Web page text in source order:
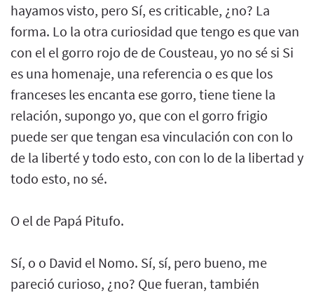
hayamos visto, pero Sí, es criticable, ¿no? La
forma. Lo la otra curiosidad que tengo es que van
con el el gorro rojo de de Cousteau, yo no sé si Si
es una homenaje, una referencia o es que los
franceses les encanta ese gorro, tiene tiene la
relación, supongo yo, que con el gorro frigio
puede ser que tengan esa vinculación con con lo
de la liberté y todo esto, con con lo de la libertad y
todo esto, no sé.
O el de Papá Pitufo.
Sí, o o David el Nomo. Sí, sí, pero bueno, me
pareció curioso, ¿no? Que fueran, también